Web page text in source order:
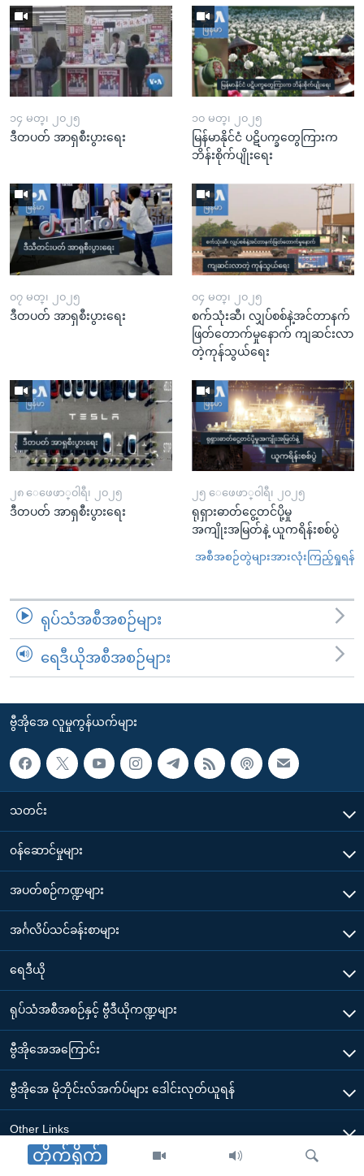
တိုက်ရိုက်
၁၄ မတ္၊ ၂၀၂၅
ဒီတပတ် အာရှစီးပွားရေး
၁၀ မတ္၊ ၂၀၂၅
မြန်မာနိုင်ငံ ပဋိပက္ခတွေကြားက
ဘိန်းစိုက်ပျိုးရေး
၀၇ မတ္၊ ၂၀၂၅
ဒီတပတ် အာရှစီးပွားရေး
၀၄ မတ္၊ ၂၀၂၅
စက်သုံးဆီ၊ လျှပ်စစ်နဲ့အင်တာနက်
ဖြတ်တောက်မှုနောက် ကျဆင်းလာ
တဲ့ကုန်သွယ်ရေး​​​​​​​
၂၈ ေဖေဖာ္၀ါရီ၊ ၂၀၂၅
ဒီတပတ် အာရှစီးပွားရေး
၂၅ ေဖေဖာ္၀ါရီ၊ ၂၀၂၅
ရုရှားဓာတ်ငွေ့တင်ပို့မှု
အကျိုးအမြတ်နဲ့ ယူကရိန်းစစ်ပွဲ
အစီအစဉ်တွဲများအားလုံးကြည့်ရှုရန်
ရုပ်သံအစီအစဉ်များ
ရေဒီယိုအစီအစဉ်များ
ဗွီအိုအေ လူမှုကွန်ယက်များ
သတင်း
၀န်ဆောင်မှုများ
အပတ်စဉ်ကဏ္ဍများ
အင်္ဂလိပ်သင်ခန်းစာများ
ရေဒီယို
ရုပ်သံအစီအစဉ်နှင့် ဗွီဒီယိုကဏ္ဍများ
ဗွီအိုအေအကြောင်း
ဗွီအိုအေ မိုဘိုင်းလ်အက်ပ်များ ဒေါင်းလုတ်ယူရန်
Other Links